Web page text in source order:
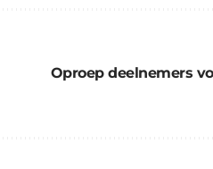
Oproep deelnemers